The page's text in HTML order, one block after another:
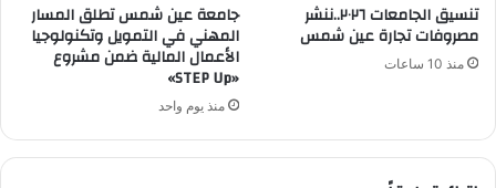
تنسيق الجامعات ٢٠٢٦..ننشر
مصروفات تجارة عين شمس
منذ 10 ساعات
جامعة عين شمس تطلق المسار
المهني في التمويل وتكنولوجيا
الأعمال المالية ضمن مشروع
«STEP Up»
منذ يوم واحد